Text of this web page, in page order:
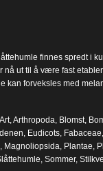
finnes spredt i
ut til å være fast
kan forveksles med
Art, Arthropoda Blomst,
Eudicots, Fabaceae
Magnoliopsida Plantae
Sommer,